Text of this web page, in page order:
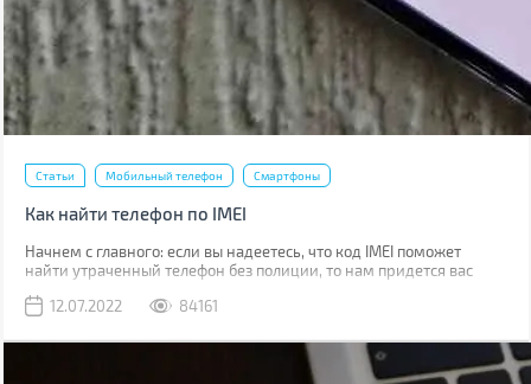
Статьи Мобильный телефон Смартфоны
Как найти телефон по IMEI
Начнем с главного: если вы надеетесь, что код IMEI поможет
найти утраченный телефон без полиции, то нам придется вас
поможет абсолютно. Если его украли, IMEI стоит сообщить
12.07.2022 84161